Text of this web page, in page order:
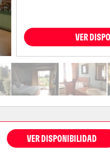
VER
VER DISPONIBILIDAD